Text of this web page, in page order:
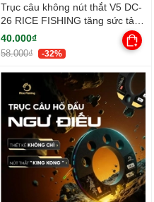
Trục câu không nút thắt V5 DC-
26 RICE FISHING tăng sức tải
phiên bản 2025
40.000₫
58.000₫ -32%